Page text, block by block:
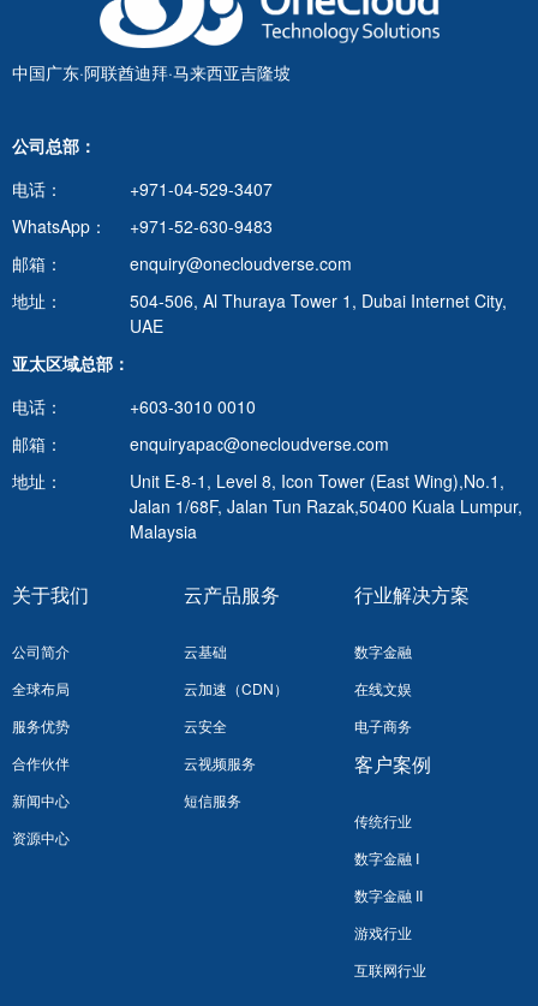
中国广东·阿联酋迪拜·马来西亚吉隆坡
公司总部：
电话：
+971-04-529-3407
WhatsApp：
+971-52-630-9483
邮箱：
enquiry@onecloudverse.com
地址：
504-506, Al Thuraya Tower 1, Dubai Internet City,
UAE
亚太区域总部：
电话：
+603-3010 0010
邮箱：
enquiryapac@onecloudverse.com
地址：
Unit E-8-1, Level 8, Icon Tower (East Wing),No.1,
Jalan 1/68F, Jalan Tun Razak,50400 Kuala Lumpur,
Malaysia
关于我们
公司简介
全球布局
服务优势
合作伙伴
新闻中心
资源中心
云产品服务
云基础
云加速（CDN）
云安全
云视频服务
短信服务
行业解决方案
数字金融
在线文娱
电子商务
客户案例
传统行业
数字金融 I
数字金融 II
游戏行业
互联网行业